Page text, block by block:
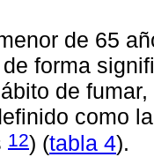
de 65
forma
de
como
12) (tabla 4).